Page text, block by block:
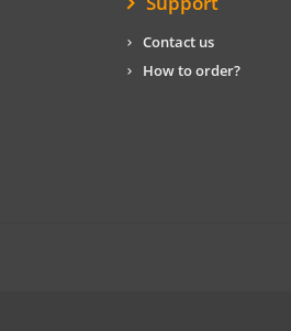
Contact us
How to order?